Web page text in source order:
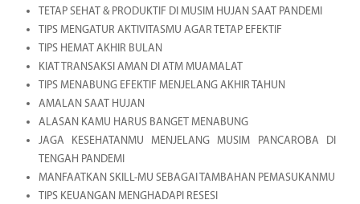
TETAP SEHAT & PRODUKTIF DI MUSIM HUJAN SAAT PANDEMI
TIPS MENGATUR AKTIVITASMU AGAR TETAP EFEKTIF
TIPS HEMAT AKHIR BULAN
KIAT TRANSAKSI AMAN DI ATM MUAMALAT
TIPS MENABUNG EFEKTIF MENJELANG AKHIR TAHUN
AMALAN SAAT HUJAN
ALASAN KAMU HARUS BANGET MENABUNG
JAGA KESEHATANMU MENJELANG MUSIM PANCAROBA DI
TENGAH PANDEMI
MANFAATKAN SKILL-MU SEBAGAI TAMBAHAN PEMASUKANMU
TIPS KEUANGAN MENGHADAPI RESESI